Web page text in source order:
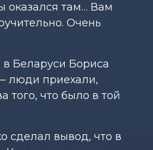
оказался там… Вам
Очень
Беларуси Бориса
люди приехали,
того, что было в той
сделал вывод, что в